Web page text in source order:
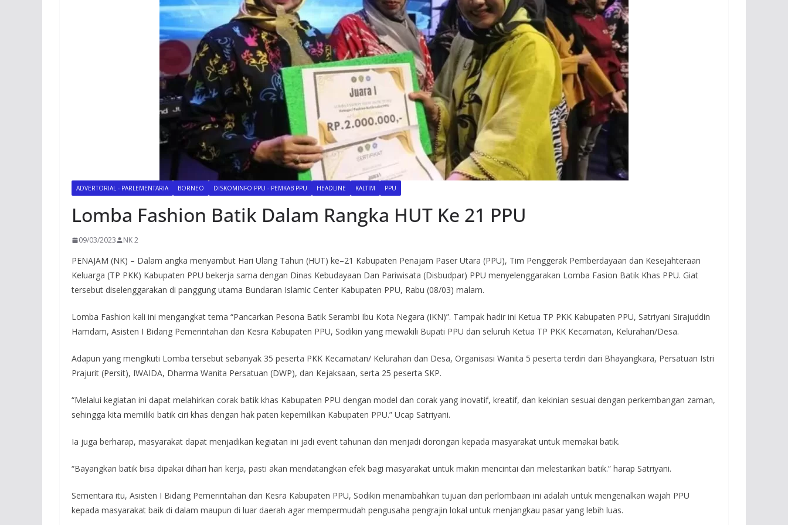
ADVERTORIAL - PARLEMENTARIA BORNEO DISKOMINFO PPU - PEMKAB PPU HEADLINE KALTIM PPU
Lomba Fashion Batik Dalam Rangka HUT Ke 21 PPU
09/03/2023 NK 2
PENAJAM (NK) – Dalam angka menyambut Hari Ulang Tahun (HUT) ke–21 Kabupaten Penajam Paser Utara (PPU), Tim Penggerak Pemberdayaan dan Kesejahteraan
Keluarga (TP PKK) Kabupaten PPU bekerja sama dengan Dinas Kebudayaan Dan Pariwisata (Disbudpar) PPU menyelenggarakan Lomba Fasion Batik Khas PPU. Giat
tersebut diselenggarakan di panggung utama Bundaran Islamic Center Kabupaten PPU, Rabu (08/03) malam.
Lomba Fashion kali ini mengangkat tema “Pancarkan Pesona Batik Serambi Ibu Kota Negara (IKN)”. Tampak hadir ini Ketua TP PKK Kabupaten PPU, Satriyani Sirajuddin
Hamdam, Asisten I Bidang Pemerintahan dan Kesra Kabupaten PPU, Sodikin yang mewakili Bupati PPU dan seluruh Ketua TP PKK Kecamatan, Kelurahan/Desa.
Adapun yang mengikuti Lomba tersebut sebanyak 35 peserta PKK Kecamatan/ Kelurahan dan Desa, Organisasi Wanita 5 peserta terdiri dari Bhayangkara, Persatuan Istri
Prajurit (Persit), IWAIDA, Dharma Wanita Persatuan (DWP), dan Kejaksaan, serta 25 peserta SKP.
“Melalui kegiatan ini dapat melahirkan corak batik khas Kabupaten PPU dengan model dan corak yang inovatif, kreatif, dan kekinian sesuai dengan perkembangan zaman,
sehingga kita memiliki batik ciri khas dengan hak paten kepemilikan Kabupaten PPU.” Ucap Satriyani.
Ia juga berharap, masyarakat dapat menjadikan kegiatan ini jadi event tahunan dan menjadi dorongan kepada masyarakat untuk memakai batik.
“Bayangkan batik bisa dipakai dihari hari kerja, pasti akan mendatangkan efek bagi masyarakat untuk makin mencintai dan melestarikan batik.” harap Satriyani.
Sementara itu, Asisten I Bidang Pemerintahan dan Kesra Kabupaten PPU, Sodikin menambahkan tujuan dari perlombaan ini adalah untuk mengenalkan wajah PPU
kepada masyarakat baik di dalam maupun di luar daerah agar mempermudah pengusaha pengrajin lokal untuk menjangkau pasar yang lebih luas.